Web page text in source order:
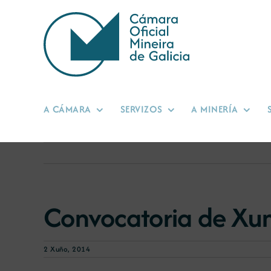
A CÁMARA SERVIZOS A MINERÍA
Convocatoria de
2 Xuño, 2014